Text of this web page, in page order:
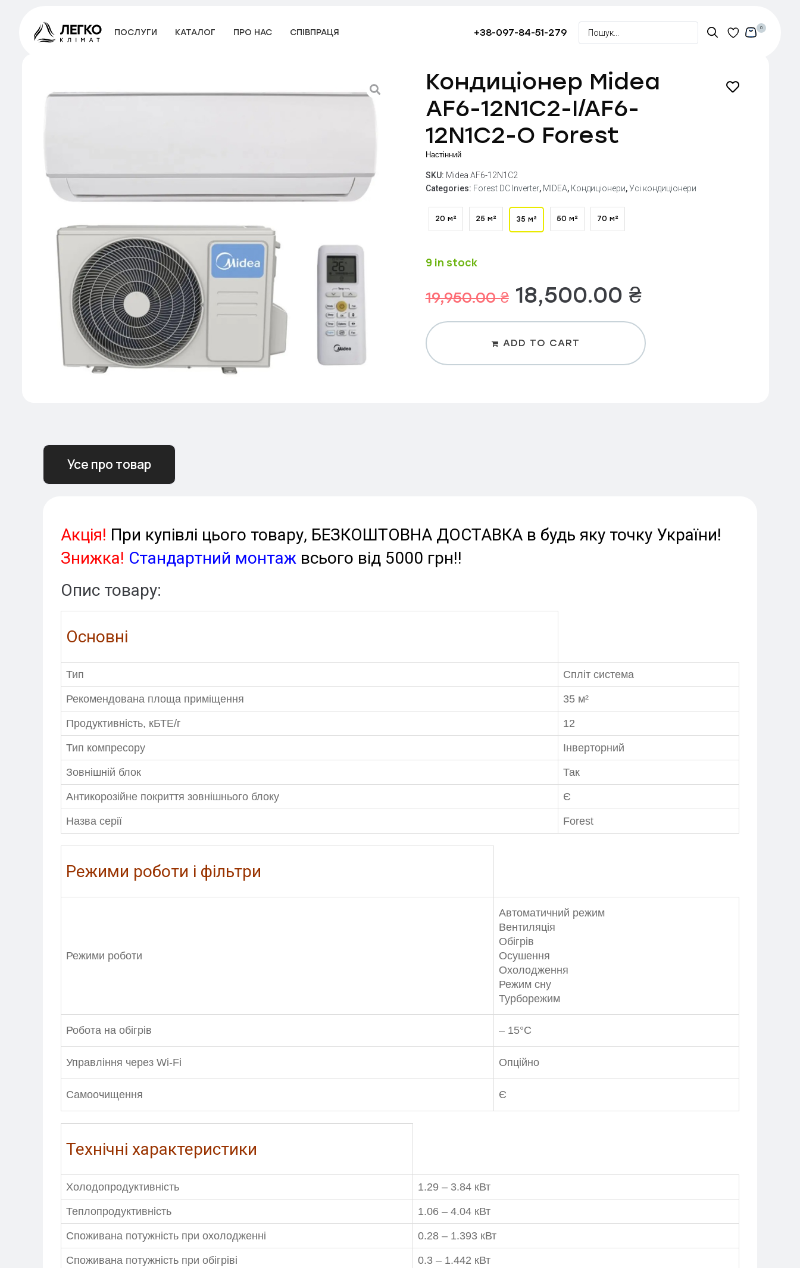
ПОСЛУГИ КАТАЛОГ ПРО НАС СПІВПРАЦЯ +38-097-84-51-279 0
Кондиціонер Midea
AF6-12N1C2-I/AF6-
12N1C2-O Forest
Настінний
SKU: Midea AF6-12N1C2
Categories: Forest DC Inverter, MIDEA, Кондиціонери,Усі кондиціонери
20 м² 25 м² 35 м² 50 м² 70 м²
9 in stock
19,950.00₴ 18,500.00 ₴
ADD TO CART
Усе про товар
Акція! При купівлі цього товару, БЕЗКОШТОВНА ДОСТАВКА в будь яку точку України!
Знижка! Стандартний монтаж всього від 5000 грн!!
Опис товару:
Основні
Тип Спліт система
Рекомендована площа приміщення 35 м²
Продуктивність, кБТЕ/г 12
Тип компресору Інверторний
Зовнішній блок Так
Антикорозійне покриття зовнішнього блоку Є
Назва серії Forest
Режими роботи і фільтри
Режими роботи
Автоматичний режим
Вентиляція
Обігрів
Осушення
Охолодження
Режим сну
Турборежим
Робота на обігрів – 15°C
Управління через Wi-Fi Опційно
Самоочищення Є
Технічні характеристики
Холодопродуктивність 1.29 – 3.84 кВт
Теплопродуктивність 1.06 – 4.04 кВт
Споживана потужність при охолодженні 0.28 – 1.393 кВт
Споживана потужність при обігріві 0.3 – 1.442 кВт
ПРО НАС
СПІВПРАЦЯ
+38-097-845-12-79